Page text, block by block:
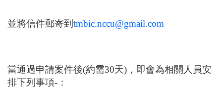
並將信件郵寄到 tmbic.nccu@gmail.com
當通過申請案件後(約需30天) ，即會為相關人員安
排下列事項- ：